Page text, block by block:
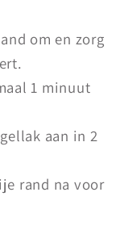
om en zorg
1 minuut
aan in 2
rand na voor